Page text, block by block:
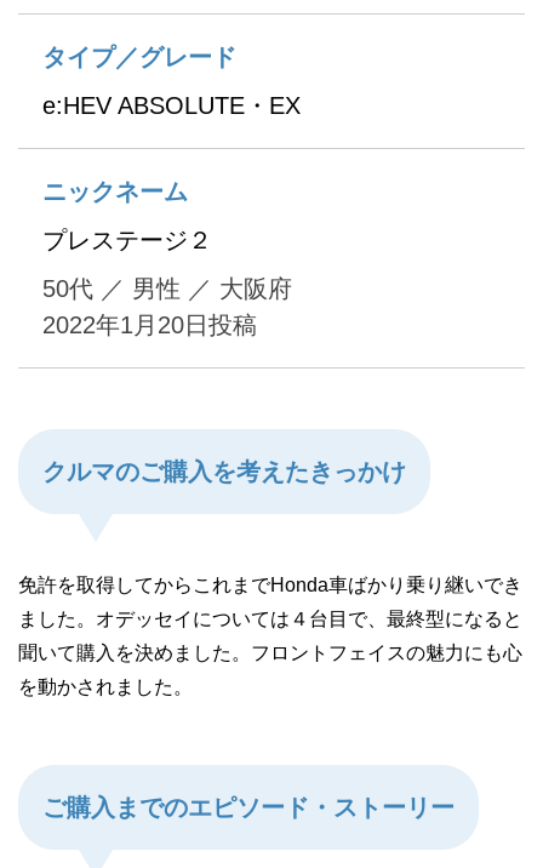
タイプ／グレード
e:HEV ABSOLUTE・EX
ニックネーム
プレステージ２
50代 ／ 男性 ／ 大阪府
2022年1月20日 投稿
クルマのご購入を考えたきっかけ
免許を取得してからこれまでHonda車ばかり乗り継いでき
ました。オデッセイについては４台目で、最終型になると
聞いて購入を決めました。フロントフェイスの魅力にも心
を動かされました。
ご購入までのエピソード・ストーリー